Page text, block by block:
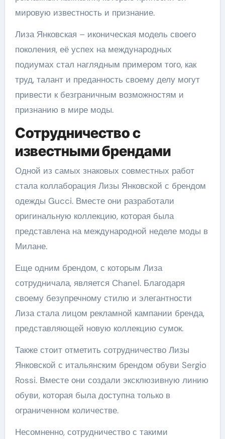
мировую известность и признание.
Лиза Янковская – иконическая модель своего
поколения, её успех на международных
подиумах стал наглядным примером того, как
труд, талант и преданность своему делу могут
привести к безграничным возможностям и
признанию в мире моды.
Сотрудничество с
известными брендами
Одной из самых знаковых совместных работ
стала коллаборация Лизы Янковской с брендом
одежды Gucci. Вместе они разработали
оригинальную коллекцию, которая была
представлена на международной неделе моды в
Милане.
Еще одним брендом, с которым Лиза
сотрудничала, является Chanel. Благодаря
своему безупречному стилю и элегантности
Лиза стала лицом рекламной кампании бренда,
представляющей новую коллекцию сумок.
Также стоит отметить сотрудничество Лизы
Янковской с итальянским брендом обуви Sergio
Rossi. Вместе они создали эксклюзивную линию
обуви, которая была доступна только в
ограниченном количестве.
Несомненно, сотрудничество с такими